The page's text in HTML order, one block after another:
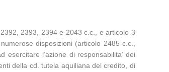
2393, 2394 e 2043 c.c., e articolo 3
disposizioni (articolo 2485 c.c.,
l’azione di responsabilita’ dei
della cd. tutela aquiliana del credito, di